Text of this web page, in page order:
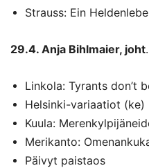
Strauss: Ein
29.4. Anja Bihlmaier, joht
Linkola: Tyrants don’t
Helsinki-variaatiot (ke)
Kuula:
Merikanto:
Päivyt paistaos